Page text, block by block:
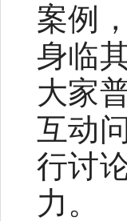
案例
身临
大家
互动
行讨
力。